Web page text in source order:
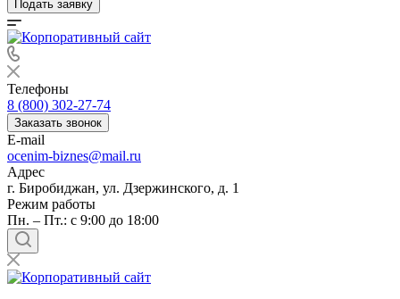
Подать заявку
Телефоны
8 (800) 302-27-74
Заказать звонок
E-mail
ocenim-biznes@mail.ru
Адрес
г. Биробиджан, ул. Дзержинского, д. 1
Режим работы
Пн. – Пт.: с 9:00 до 18:00